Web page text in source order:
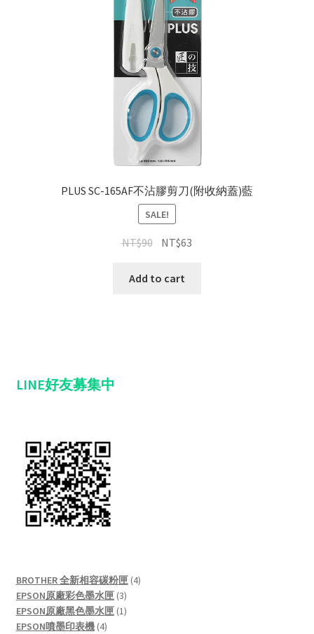
PLUS SC-165AF不沾膠剪刀(附收納蓋)藍
SALE!
NT$90 NT$63
Add to cart
LINE好友募集中
BROTHER 全新相容碳粉匣 44
EPSON原廠彩色墨水匣 33
products
EPSON原廠黑色墨水匣 11
EPSON噴墨印表機 44